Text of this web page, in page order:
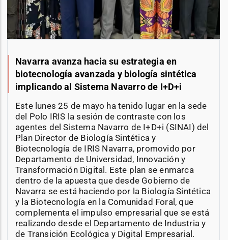
Navarra avanza hacia su estrategia en
biotecnología avanzada y biología sintética
implicando al Sistema Navarro de I+D+i
Este lunes 25 de mayo ha tenido lugar en la sede
del Polo IRIS la sesión de contraste con los
agentes del Sistema Navarro de I+D+i (SINAI) del
Plan Director de Biología Sintética y
Biotecnología de IRIS Navarra, promovido por
Departamento de Universidad, Innovación y
Transformación Digital. Este plan se enmarca
dentro de la apuesta que desde Gobierno de
Navarra se está haciendo por la Biología Sintética
y la Biotecnología en la Comunidad Foral, que
complementa el impulso empresarial que se está
realizando desde el Departamento de Industria y
de Transición Ecológica y Digital Empresarial.